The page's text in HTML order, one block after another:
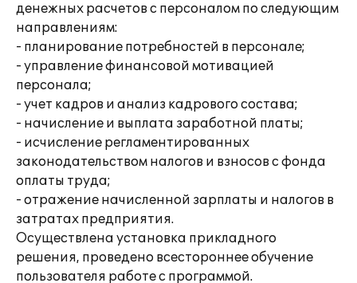
денежных расчетов с персоналом по следующим
направлениям:
- планирование потребностей в персонале;
- управление финансовой мотивацией
персонала;
- учет кадров и анализ кадрового состава;
- начисление и выплата заработной платы;
- исчисление регламентированных
законодательством налогов и взносов с фонда
оплаты труда;
- отражение начисленной зарплаты и налогов в
затратах предприятия.
Осуществлена установка прикладного
решения, проведено всестороннее обучение
пользователя работе с программой.